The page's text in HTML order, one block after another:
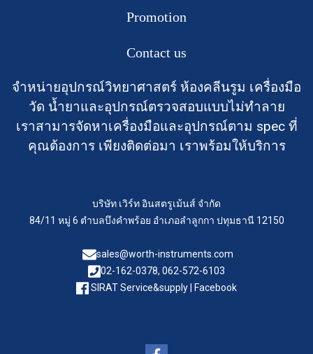
Promotion
Contact us
จำหน่ายอุปกรณ์วิทยาศาสตร์ ห้องคลีนรูม เครื่องมือ
วัด น้ำยาและอุปกรณ์ตรวจสอบแบบไม่ทำลาย
เราสามารจัดหาเครื่องมือและอุปกรณ์ตาม spec ที่
คุณต้องการ เพียงติดต่อมา เราพร้อมให้บริการ
บริษัท เวิร์ท อินสตรูเม้นส์ จำกัด
84/11 หมู่ 6 ตำบลบึงคำพร้อย อำเภอลำลูกกา ปทุมธานี 12150
sales@worth-instruments.com
02-162-0378, 062-572-6103
SIRAT Service&supply | Facebook